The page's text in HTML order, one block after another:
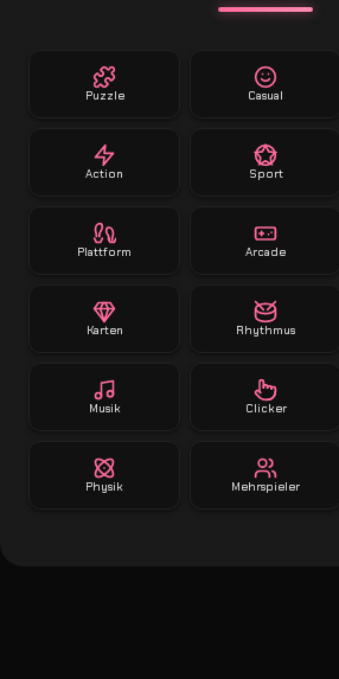
Puzzle Casual
Action Sport
Plattform Arcade
Karten Rhythmus
Musik Clicker
Physik Mehrspieler